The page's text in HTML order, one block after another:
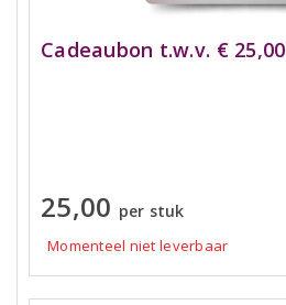
Cadeaubon t.w.v. € 25,00
25,00 per stuk
Momenteel niet leverbaar